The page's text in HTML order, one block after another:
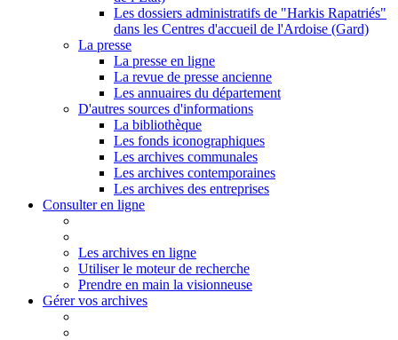
Les dossiers administratifs de "Harkis Rapatriés"
dans les Centres d'accueil de l'Ardoise (Gard)
La presse
La presse en ligne
La revue de presse ancienne
Les annuaires du département
D'autres sources d'informations
La bibliothèque
Les fonds iconographiques
Les archives communales
Les archives contemporaines
Les archives des entreprises
Consulter en ligne
Les archives en ligne
Utiliser le moteur de recherche
Prendre en main la visionneuse
Gérer vos archives